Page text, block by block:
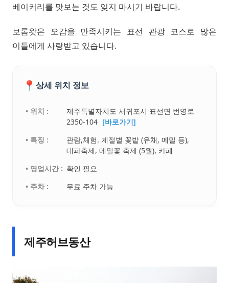
베이커리를 맛보는 것도 잊지 마시기 바랍니다.
보롬왓은 오감을 만족시키는 표선 관광 코스로 많은
이들에게 사랑받고 있습니다.
📍 상세 위치 정보
• 위치 :
제주특별자치도 서귀포시 표선면 번영로
2350-104 [바로가기]
• 특징 :
관람,체험. 계절별 꽃밭 (유채, 메밀 등),
대파축제, 메밀꽃 축제 (5월), 카페
• 영업시간 : 확인 필요
• 주차 :
무료 주차 가능
제주허브동산